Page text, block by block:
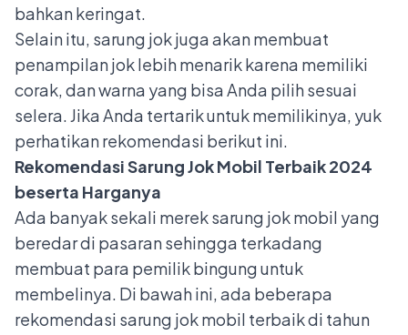
bahkan keringat.
Selain itu, sarung jok juga akan membuat
penampilan jok lebih menarik karena memiliki
corak, dan warna yang bisa Anda pilih sesuai
selera. Jika Anda tertarik untuk memilikinya, yuk
perhatikan rekomendasi berikut ini.
Rekomendasi Sarung Jok Mobil Terbaik 2024
beserta Harganya
Ada banyak sekali merek sarung jok mobil yang
beredar di pasaran sehingga terkadang
membuat para pemilik bingung untuk
membelinya. Di bawah ini, ada beberapa
rekomendasi sarung jok mobil terbaik di tahun